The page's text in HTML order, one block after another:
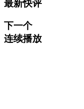
最新快评
下一个
连续播放